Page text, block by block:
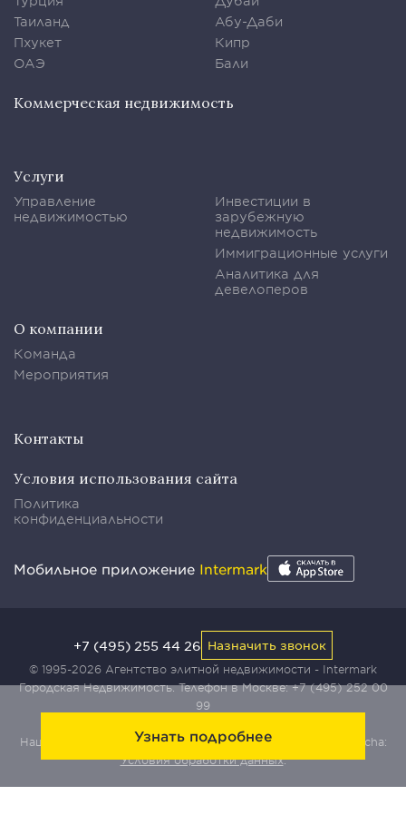
Узнать подробнее
Таиланд
Пхукет
ОАЭ
Абу-Даби
Кипр
Бали
Коммерческая недвижимость
Услуги
Управление
недвижимостью
Инвестиции в
зарубежную
недвижимость
Иммиграционные услуги
Аналитика для
девелоперов
О компании
Команда
Мероприятия
Контакты
Условия использования сайта
Политика
конфиденциальности
Мобильное приложение Intermark
© 1995-2026 Агентство элитной недвижимости - Intermark
Городская Недвижимость. Телефон в Москве:+7 (495) 252 00
99
Наш сайт защищен с помощью сервиса Yandex SmartCaptcha:
Условия обработки данных.
+7 (495) 255 44 26 Назначить звонок